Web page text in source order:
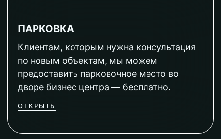
ПАРКОВКА
Клиентам, которым нужна консультация
по новым объектам, мы можем
предоставить парковочное место во
дворе бизнес центра — бесплатно.
ОТКРЫТЬ